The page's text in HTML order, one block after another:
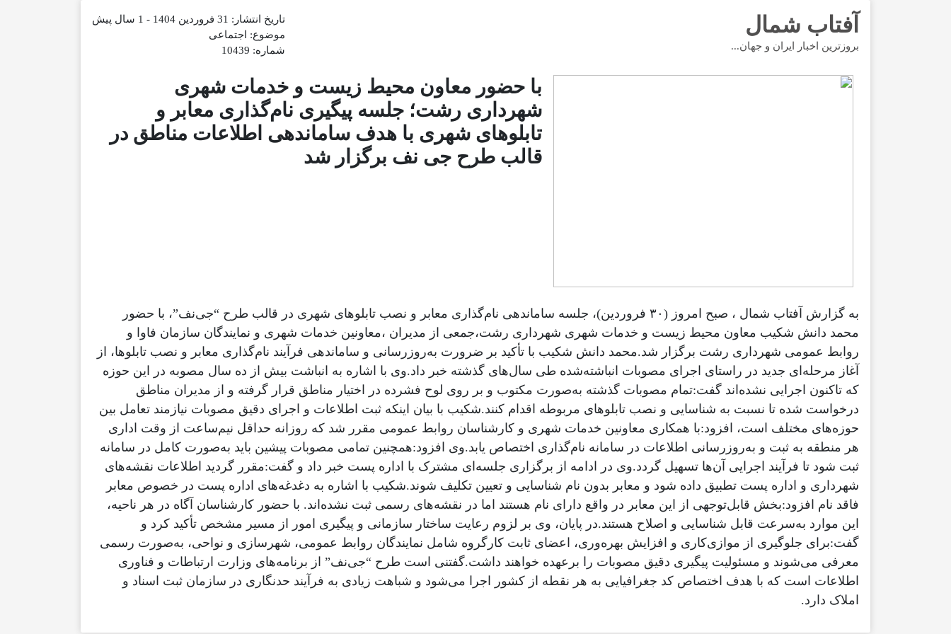
آفتاب شمال
بروزترین اخبار ایران و جهان...
تاریخ انتشار: 31 فروردین 1404 - 1 سال پیش
موضوع:‌ اجتماعی
شماره: 10439
با حضور معاون محیط زیست و خدمات شهری
شهرداری رشت؛ جلسه پیگیری نام‌گذاری معابر و
تابلوهای شهری با هدف ساماندهی اطلاعات مناطق در
قالب طرح جی نف برگزار شد
به گزارش آفتاب شمال ، صبح امروز (۳۰ فروردین)، جلسه ساماندهی نام‌گذاری معابر و نصب تابلوهای شهری در قالب طرح “جی‌نف”، با حضور
محمد دانش شکیب معاون محیط زیست و خدمات شهری شهرداری رشت،جمعی از مدیران ،معاونین خدمات شهری و نمایندگان سازمان فاوا و
روابط عمومی شهرداری رشت برگزار شد.محمد دانش شکیب با تأکید بر ضرورت به‌روزرسانی و ساماندهی فرآیند نام‌گذاری معابر و نصب تابلوها، از
آغاز مرحله‌ای جدید در راستای اجرای مصوبات انباشته‌شده طی سال‌های گذشته خبر داد.وی با اشاره به انباشت بیش از ده سال مصوبه در این حوزه
که تاکنون اجرایی نشده‌اند گفت:تمام مصوبات گذشته به‌صورت مکتوب و بر روی لوح فشرده در اختیار مناطق قرار گرفته و از مدیران مناطق
درخواست شده تا نسبت به شناسایی و نصب تابلوهای مربوطه اقدام کنند.شکیب با بیان اینکه ثبت اطلاعات و اجرای دقیق مصوبات نیازمند تعامل بین
حوزه‌های مختلف است، افزود:با همکاری معاونین خدمات شهری و کارشناسان روابط عمومی مقرر شد که روزانه حداقل نیم‌ساعت از وقت اداری
هر منطقه به ثبت و به‌روزرسانی اطلاعات در سامانه نام‌گذاری اختصاص یابد.وی افزود:همچنین تمامی مصوبات پیشین باید به‌صورت کامل در سامانه
ثبت شود تا فرآیند اجرایی آن‌ها تسهیل گردد.وی در ادامه از برگزاری جلسه‌ای مشترک با اداره پست خبر داد و گفت:مقرر گردید اطلاعات نقشه‌های
شهرداری و اداره پست تطبیق داده شود و معابر بدون نام شناسایی و تعیین تکلیف شوند.شکیب با اشاره به دغدغه‌های اداره پست در خصوص معابر
فاقد نام افزود:بخش قابل‌توجهی از این معابر در واقع دارای نام هستند اما در نقشه‌های رسمی ثبت نشده‌اند. با حضور کارشناسان آگاه در هر ناحیه،
این موارد به‌سرعت قابل شناسایی و اصلاح هستند.در پایان، وی بر لزوم رعایت ساختار سازمانی و پیگیری امور از مسیر مشخص تأکید کرد و
گفت:برای جلوگیری از موازی‌کاری و افزایش بهره‌وری، اعضای ثابت کارگروه شامل نمایندگان روابط عمومی، شهرسازی و نواحی، به‌صورت رسمی
معرفی می‌شوند و مسئولیت پیگیری دقیق مصوبات را برعهده خواهند داشت.گفتنی است طرح “جی‌نف” از برنامه‌های وزارت ارتباطات و فناوری
اطلاعات است که با هدف اختصاص کد جغرافیایی به هر نقطه از کشور اجرا می‌شود و شباهت زیادی به فرآیند حدنگاری در سازمان ثبت اسناد و
املاک دارد.